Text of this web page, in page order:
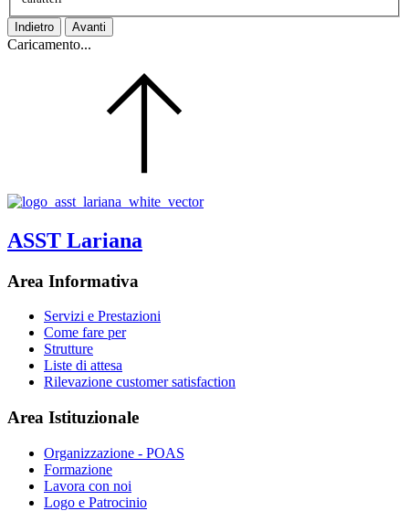
Indietro Avanti
Caricamento...
ASST Lariana
Area Informativa
Servizi e Prestazioni
Come fare per
Strutture
Liste di attesa
Rilevazione customer satisfaction
Area Istituzionale
Organizzazione - POAS
Formazione
Lavora con noi
Logo e Patrocinio